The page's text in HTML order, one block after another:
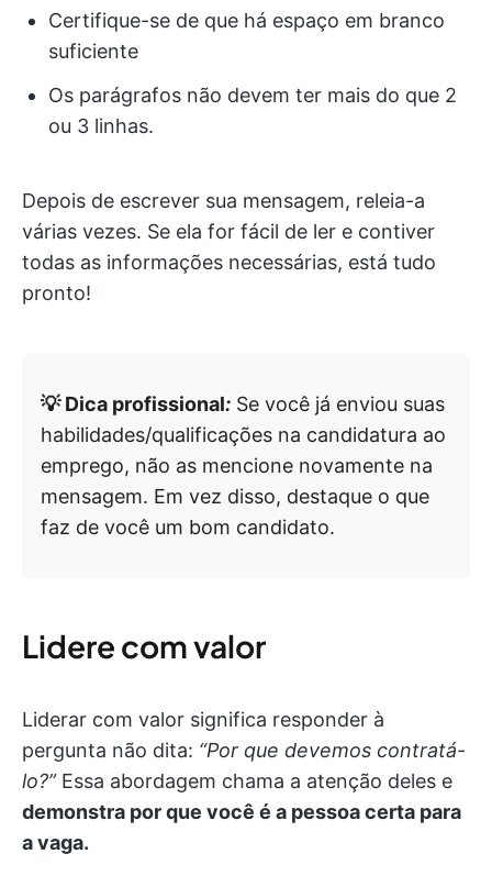
Certifique-se de que há espaço em branco
suficiente
Os parágrafos não devem ter mais do que 2
ou 3 linhas.
Depois de escrever sua mensagem, releia-a
várias vezes. Se ela for fácil de ler e contiver
todas as informações necessárias, está tudo
pronto!
💡 Dica profissional: Se você já enviou suas
habilidades/qualificações na candidatura ao
emprego, não as mencione novamente na
mensagem. Em vez disso, destaque o que
faz de você um bom candidato.
Lidere com valor
Liderar com valor significa responder à
pergunta não dita: “Por que devemos contratá-
lo?”Essa abordagem chama a atenção deles e
demonstra por que você é a pessoa certa para
a vaga.